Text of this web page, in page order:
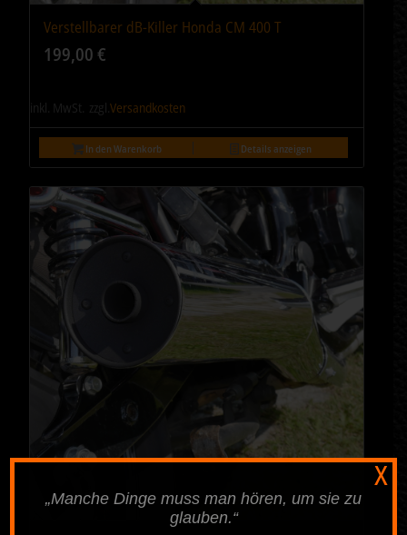
Verstellbarer dB-Killer Honda CM 400 T
199,00€
inkl. MwSt. zzgl.Versandkosten
In den Warenkorb Details anzeigen
„Manche Dinge muss man hören, um sie zu
glauben.“
X